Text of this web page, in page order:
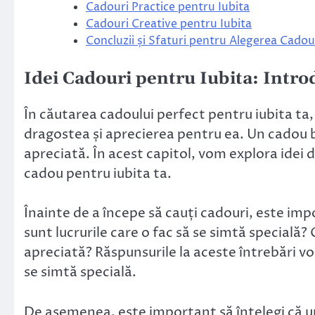
Cadouri Practice pentru Iubita
Cadouri Creative pentru Iubita
Concluzii și Sfaturi pentru Alegerea
Idei Cadouri pentru Iubita:
În căutarea cadoului perfect pentru iubita
dragostea și aprecierea pentru ea. Un cadou
apreciată. În acest capitol, vom explora idei
cadou pentru iubita ta.
Înainte de a începe să cauți cadouri, este
sunt lucrurile care o fac să se simtă
apreciată? Răspunsurile la aceste întrebări
se simtă specială.